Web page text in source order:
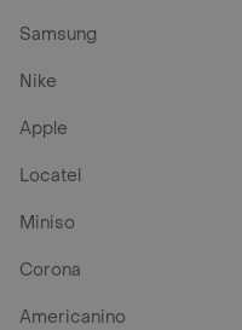
Samsung
Nike
Apple
Locatel
Miniso
Corona
Americanino